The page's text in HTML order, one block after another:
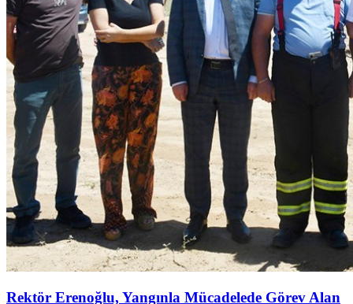
Rektör Erenoğlu, Yangınla Mücadelede Görev Alan